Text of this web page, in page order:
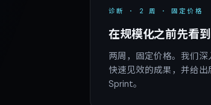
诊断 · 2 周 · 固定价格
在规模化之前先看
两周，固定价格。我们
快速见效的成果，并给
Sprint。